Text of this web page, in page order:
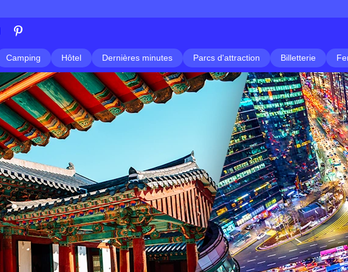
Camping Hôtel Dernières minutes Parcs d'attraction Billetterie